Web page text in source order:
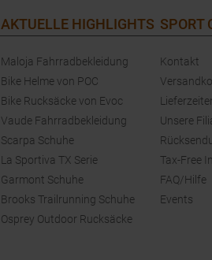
AKTUELLE HIGHLIGHTS
Maloja Fahrradbekleidung
Bike Helme von POC
Bike Rucksäcke von Evoc
Vaude Fahrradbekleidung
Scarpa Schuhe
La Sportiva TX Serie
Garmont Schuhe
Brooks Trailrunning Schuhe
Osprey Outdoor Rucksäcke
SPORT
Kontakt
Unsere
Tax-Free
FAQ/Hilfe
Events